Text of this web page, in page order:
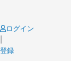
content
ログイン
登録